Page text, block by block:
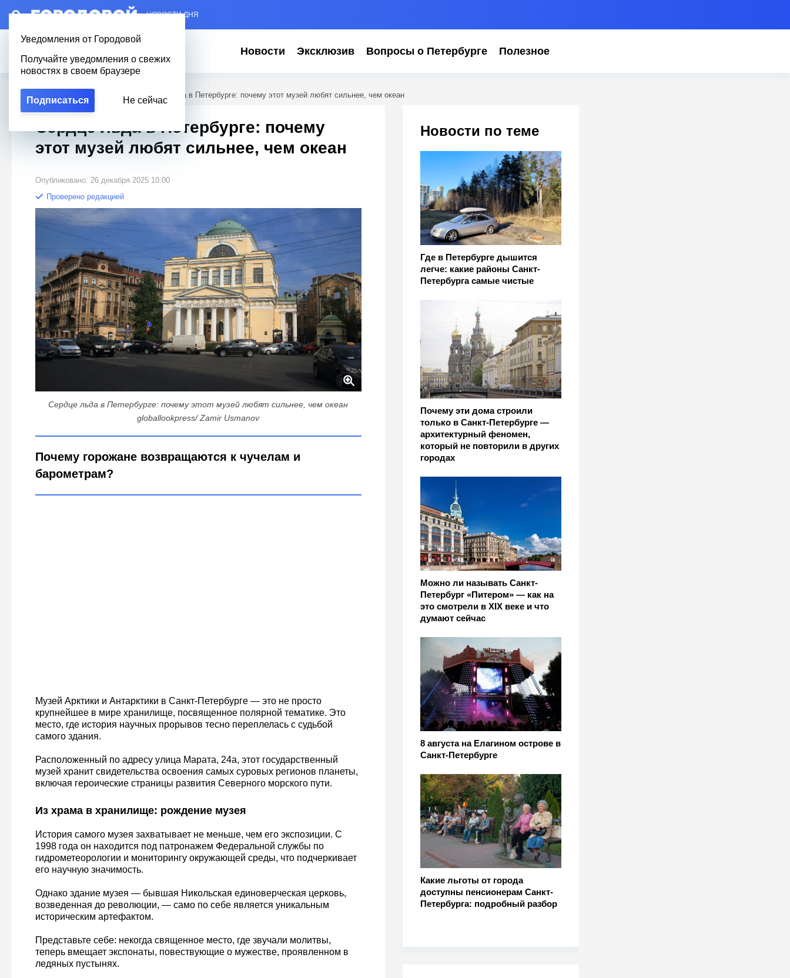
– НОВОСТИ ДНЯ
Уведомления от Городовой
Получайте уведомления о свежих
новостях в своем браузере
Подписаться Не сейчас
Новости Эксклюзив Вопросы о Петербурге Полезное
Городовой Новости Петербурга Сердце льда в Петербурге: почему этот музей любят сильнее, чем океан
Новости по теме
Где в Петербурге дышится
легче: какие районы Санкт-
Петербурга самые чистые
Почему эти дома строили
только в Санкт-Петербурге —
архитектурный феномен,
который не повторили в других
городах
Можно ли называть Санкт-
Петербург «Питером» — как на
это смотрели в XIX веке и что
думают сейчас
8 августа на Елагином острове в
Санкт-Петербурге
Какие льготы от города
доступны пенсионерам Санкт-
Петербурга: подробный разбор
Сердце льда в Петербурге: почему
этот музей любят сильнее, чем океан
Опубликовано: 26 декабря 2025 10:00
Проверено редакцией
Сердце льда в Петербурге: почему этот музей любят сильнее, чем океан
globallookpress/ Zamir Usmanov
Почему горожане возвращаются к чучелам и
барометрам?
Музей Арктики и Антарктики в Санкт-Петербурге — это не просто
крупнейшее в мире хранилище, посвященное полярной тематике. Это
место, где история научных прорывов тесно переплелась с судьбой
самого здания.
Расположенный по адресу улица Марата, 24а, этот государственный
музей хранит свидетельства освоения самых суровых регионов планеты,
включая героические страницы развития Северного морского пути.
Из храма в хранилище: рождение музея
История самого музея захватывает не меньше, чем его экспозиции. С
1998 года он находится под патронажем Федеральной службы по
гидрометеорологии и мониторингу окружающей среды, что подчеркивает
его научную значимость.
Однако здание музея — бывшая Никольская единоверческая церковь,
возведенная до революции, — само по себе является уникальным
историческим артефактом.
Представьте себе: некогда священное место, где звучали молитвы,
теперь вмещает экспонаты, повествующие о мужестве, проявленном в
ледяных пустынях.